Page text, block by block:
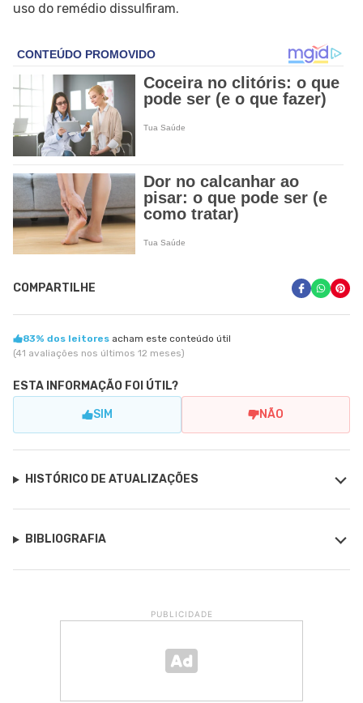
uso do remédio dissulfiram.
COMPARTILHE
83% dos leitores acham este conteúdo útil
(41 avaliações nos últimos 12 meses)
ESTA INFORMAÇÃO FOI ÚTIL?
SIM NÃO
HISTÓRICO DE ATUALIZAÇÕES
BIBLIOGRAFIA
PUBLICIDADE